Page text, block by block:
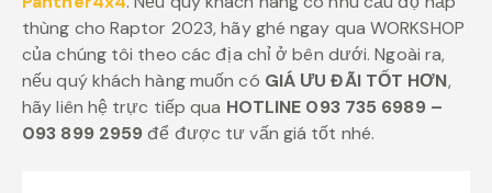
thùng cho Raptor 2023, hãy ghé ngay qua WORKSHOP
của chúng tôi theo các địa chỉ ở bên dưới. Ngoài ra,
nếu quý khách hàng muốn có GIÁ ƯU ĐÃI TỐT HƠN,
hãy liên hệ trực tiếp qua HOTLINE 093 735 6989 –
093 899 2959để được tư vấn giá tốt nhé.